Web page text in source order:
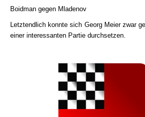
Boidman gegen Mladenov
Letztendlich konnte sich Georg Meier zwar
einer interessanten Partie durchsetzen.